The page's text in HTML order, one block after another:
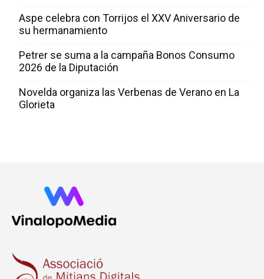
Aspe celebra con Torrijos el XXV Aniversario de
su hermanamiento
Petrer se suma a la campaña Bonos Consumo
2026 de la Diputación
Novelda organiza las Verbenas de Verano en La
Glorieta